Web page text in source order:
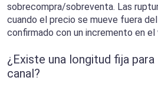
sobrecompra/sobreventa. Las
cuando el precio se mueve fuera
confirmado con un incremento en el
¿Existe una longitud fija
canal?